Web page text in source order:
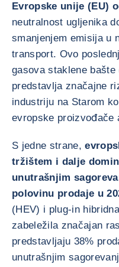
Evropske unije (EU)
neutralnost ugljenika
smanjenjem emisija u
transport. Ovo
gasova staklene
predstavlja značajne
industriju na Starom
evropske proizvođače
S jedne strane,
tržištem i dalje
unutrašnjim
polovinu prodaje u
(HEV) i plug-in
zabeležila značajan
predstavljaju 38%
unutrašnjim